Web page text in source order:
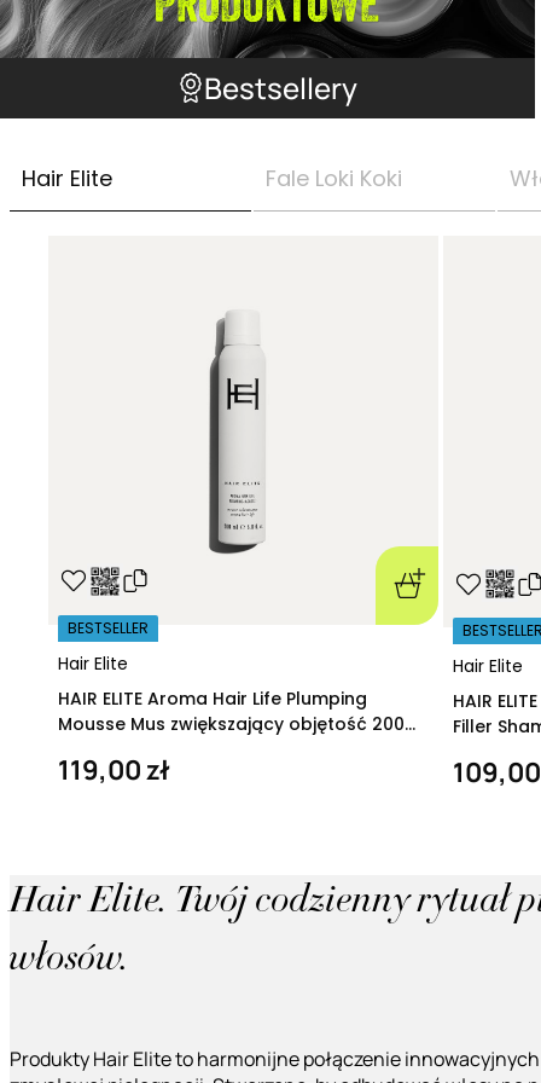
Bestsellery
Hair Elite Fale Loki Koki
Hair Elite
BESTSELLER
HAIR ELITE Aroma Hair Life Plumping
Mousse Mus zwiększający objętość 200
119,00 zł
Hair Elite
HAIR
Filler
Hair Elite. Twój codzienny rytuał
włosów.
Produkty Hair Elite to harmonijne połączenie